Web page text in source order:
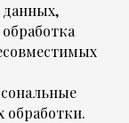
данных,
обработки.